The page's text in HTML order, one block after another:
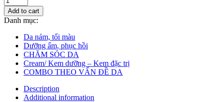
Add to cart
Danh mục:
Da nám, tối màu
Dưỡng ẩm, phục hồi
CHĂM SÓC DA
Cream/ Kem dưỡng – Kem đặc trị
COMBO THEO VẤN ĐỀ DA
Description
Additional information